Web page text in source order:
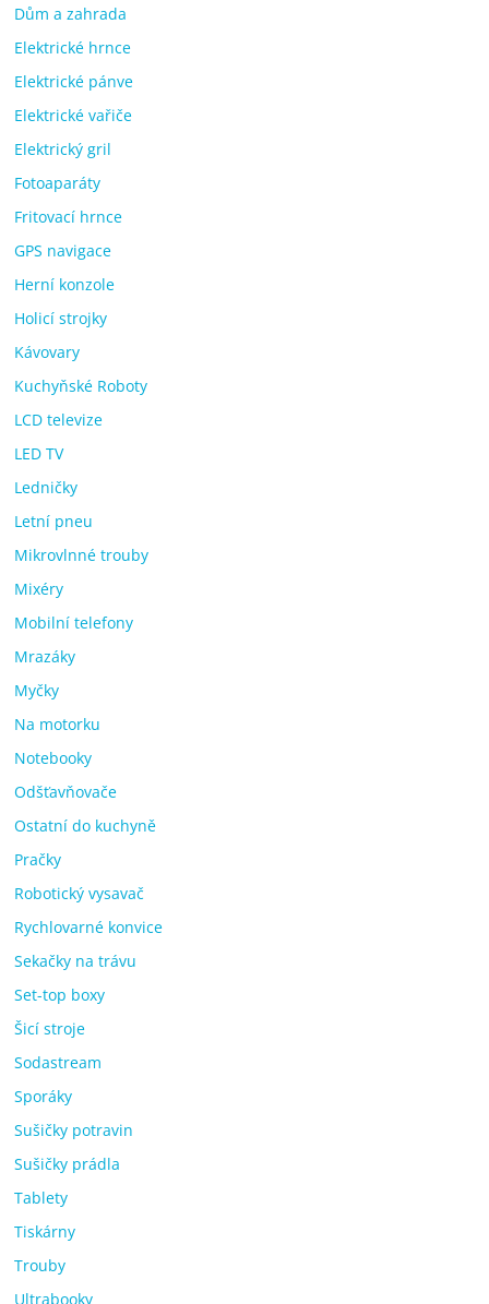
Dům a zahrada
Elektrické hrnce
Elektrické pánve
Elektrické vařiče
Elektrický gril
Fotoaparáty
Fritovací hrnce
GPS navigace
Herní konzole
Holicí strojky
Kávovary
Kuchyňské Roboty
LCD televize
LED TV
Ledničky
Letní pneu
Mikrovlnné trouby
Mixéry
Mobilní telefony
Mrazáky
Myčky
Na motorku
Notebooky
Odšťavňovače
Ostatní do kuchyně
Pračky
Robotický vysavač
Rychlovarné konvice
Sekačky na trávu
Set-top boxy
Šicí stroje
Sodastream
Sporáky
Sušičky potravin
Sušičky prádla
Tablety
Tiskárny
Trouby
Ultrabooky